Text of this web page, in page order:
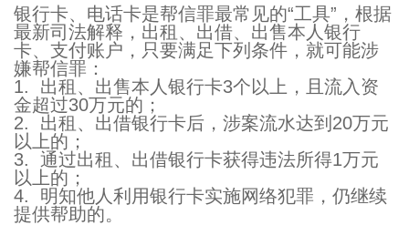
银行卡、电话卡是帮信罪最常见的“工具”，根据
最新司法解释，出租、出借、出售本人银行
卡、支付账户，只要满足下列条件，就可能涉
嫌帮信罪：
1. 出租、出售本人银行卡3个以上，且流入资
金超过30万元的；
2. 出租、出借银行卡后，涉案流水达到20万元
以上的；
3. 通过出租、出借银行卡获得违法所得1万元
以上的；
4. 明知他人利用银行卡实施网络犯罪，仍继续
提供帮助的。